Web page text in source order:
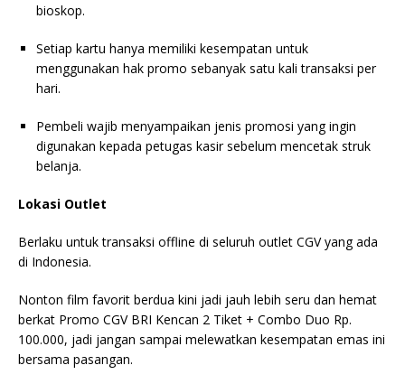
bioskop.
Setiap kartu hanya memiliki kesempatan untuk
menggunakan hak promo sebanyak satu kali transaksi per
hari.
Pembeli wajib menyampaikan jenis promosi yang ingin
digunakan kepada petugas kasir sebelum mencetak struk
belanja.
Lokasi Outlet
Berlaku untuk transaksi offline di seluruh outlet CGV yang ada
di Indonesia.
Nonton film favorit berdua kini jadi jauh lebih seru dan hemat
berkat Promo CGV BRI Kencan 2 Tiket + Combo Duo Rp.
100.000, jadi jangan sampai melewatkan kesempatan emas ini
bersama pasangan.